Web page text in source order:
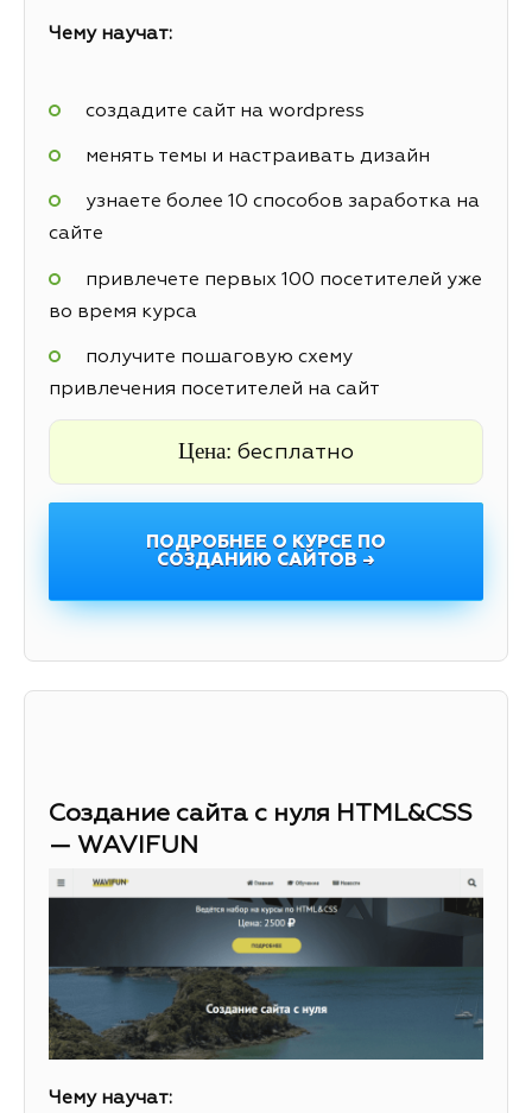
Чему научат:
создадите сайт на wordpress
менять темы и настраивать дизайн
узнаете более 10 способов заработка на
сайте
привлечете первых 100 посетителей уже
во время курса
получите пошаговую схему
привлечения посетителей на сайт
Цена: бесплатно
ПОДРОБНЕЕ О КУРСЕ ПО
СОЗДАНИЮ САЙТОВ →
Создание сайта с нуля HTML&CSS
— WAVIFUN
Чему научат: